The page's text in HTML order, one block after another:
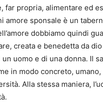
far propria, alimentare ed
amore sponsale è un
dobbiamo quindi
creata e benedetta da
uomo e di una donna. Il
in modo concreto,
Alla stessa maniera,